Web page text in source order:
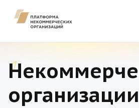
организации